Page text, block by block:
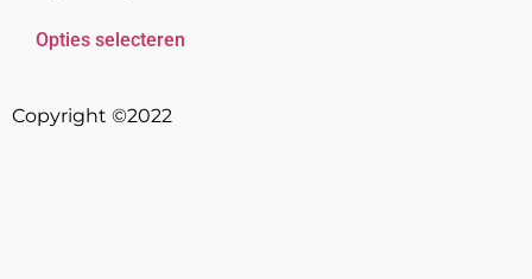
Opties selecteren
Copyright ©2022